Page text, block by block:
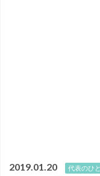
2019.01.20 代表のひ